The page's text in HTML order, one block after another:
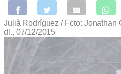
Julià Rodríguez / Foto: Jonathan
dl., 07/12/2015